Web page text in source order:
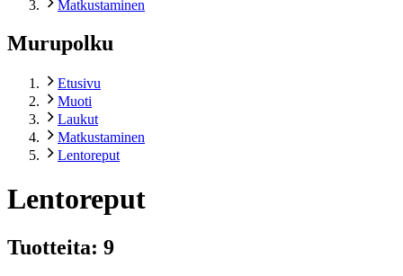
Matkustaminen
Murupolku
Etusivu
Muoti
Laukut
Matkustaminen
Lentoreput
Lentoreput
Tuotteita: 9